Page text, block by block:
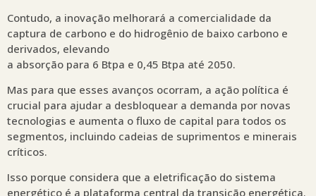
Contudo, a inovação melhorará a comercialidade da
captura de carbono e do hidrogênio de baixo carbono e
derivados, elevando
a absorção para 6 Btpa e 0,45 Btpa até 2050.
Mas para que esses avanços ocorram, a ação política é
crucial para ajudar a desbloquear a demanda por novas
tecnologias e aumenta o fluxo de capital para todos os
segmentos, incluindo cadeias de suprimentos e minerais
críticos.
Isso porque considera que a eletrificação do sistema
energético é a plataforma central da transição energética.